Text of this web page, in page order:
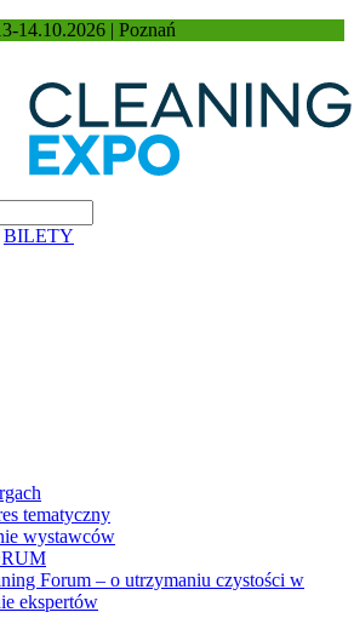
14.10.2026 | Poznań
BILETY
tematyczny
wystawców
Forum – o utrzymaniu czystości w
ekspertów